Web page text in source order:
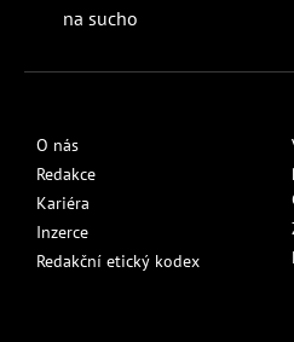
na sucho
O nás
Redakce
Kariéra
Inzerce
Redakční etický kodex